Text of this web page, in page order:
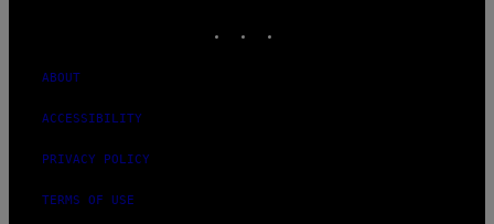
ABOUT
ACCESSIBILITY
PRIVACY POLICY
TERMS OF USE